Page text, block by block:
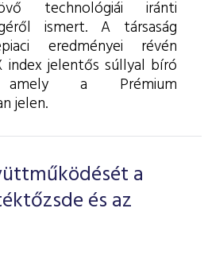
technológiái iránti
ismert. A társaság
eredményei révén
index jelentős súllyal bíró
amely a Prémium
jelen.
a
és az